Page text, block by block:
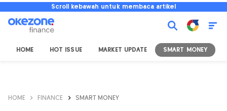
Scroll kebawah untuk membaca artikel
HOME HOT ISSUE MARKET UPDATE SMART MONEY
HOME FINANCE SMART MONEY